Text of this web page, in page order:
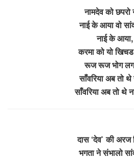
नामदेव को छपरो
नाई के आया वो
नाई के आया,
करमा को यो खिचड
रूज रूज भोग
साँवरिया अब तो थे
साँवरिया अब तो थे
दास ‘देव` की अरज
भगता ने संभालो